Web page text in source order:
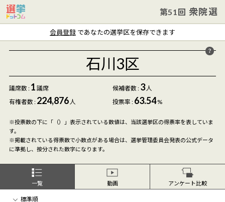
第51回 衆院選
会員登録 であなたの選挙区を保存できます
石川3区
議席数 : 1 議席 候補者数: 3人
有権者数 : 224,876人 投票率 : 63.54 %
※投票数の下に「（）」表示されている数値は、当該選挙区の得票率を表していま
す。
※掲載されている得票数で小数点がある場合は、選挙管理委員会発表の公式データ
に準拠し、按分された数字になります。
一覧 動画 アンケート比較